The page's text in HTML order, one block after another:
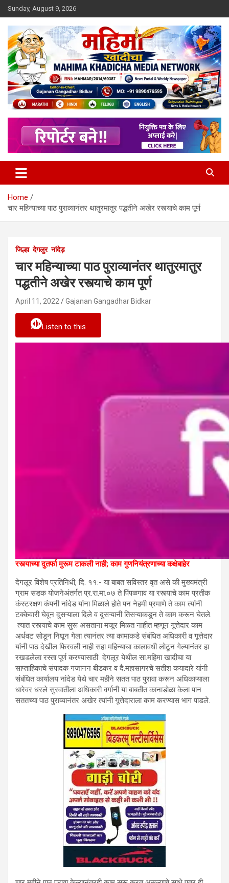
Skip
to
content
Sunday, August 9, 2026
Mahimakhadicha
Home
चार महिन्याच्या पाठ पुराव्यानंतर थातुरमातुर पद्धतीने अखेर रस्त्याचे काम पूर्ण
जिल्हा देगलुर नांदेड़
चार महिन्याच्या पाठ पुराव्यानंतर थातुरमातुर
पद्धतीने अखेर रस्त्याचे काम पूर्ण
April 11, 2022 Gajanan Gangadhar Bidkar
Listen to this
रस्त्याच्या दुतर्फा मुरूम टाकली नाही; काम गुणनियंत्रणाच्या कक्षेबाहेर
देगलूर विशेष प्रतिनिधी, दि. ११:- या बाबत सविस्तर वृत असे की मुख्यमंत्री
ग्राम सडक योजनेअंतर्गत प्र.रा.मा.०७ ते पिंपळगाव या रस्त्याचे काम प्रतीक
कंस्टरक्षण कंपनी नांदेड यांना मिळाले होते पन नेहमी प्रमाणे ते काम त्यांनी
टक्केवारी घेवून दुसऱ्याला दिले व दुसऱ्यानी तिसऱ्याकडून ते काम करून घेतले.
त्यात रस्त्याचे काम सुरू असताना मजूर मिळत नाहीत म्हणून गूत्तेदार काम
अर्धवट सोडून निघून गेला त्यानंतर त्या कामाकडे संबंधित अधिकारी व गूत्तेदार
यांनी पाठ देखील फिरवली नाही सहा महिन्याचा कालावधी लोटून गेल्यानंतर हा
रखडलेला रस्ता पूर्ण करण्यासाठी देगलूर येथील सा.महिमा खादीचा या
साप्ताहिकाचे संपादक गजानन बीडकर व दै.महासागरचे सतीश कयादारे यांनी
संबंधित कार्यालय नांदेड येथे चार महीने सतत पाठ पुरावा करून अधिकाऱ्याला
धारेवर धरले सुरवातीला अधिकारी वर्गानी या बाबतीत कानाडोळा केला पान
सततच्या पाठ पुराव्यानंतर अखेर त्यांनी गूत्तेदाराला काम करण्यास भाग पाडले.